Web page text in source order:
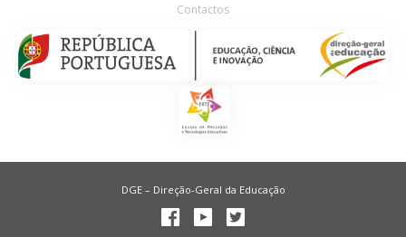
Contactos
DGE – Direção-Geral da Educação